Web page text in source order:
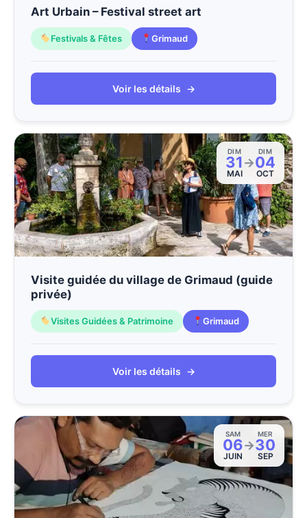
Art Urbain – Festival street art
Festivals & Fêtes Grimaud
Voir les détails →
DIM
31
MAI
→
DIM
04
OCT
Visite guidée du village de Grimaud (guide
privée)
Visites Guidées & Patrimoine Grimaud
Voir les détails →
SAM
06
JUIN
→
MER
30
SEP